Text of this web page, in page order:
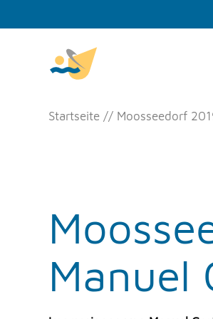
Startseite Moosseedorf
Manuel